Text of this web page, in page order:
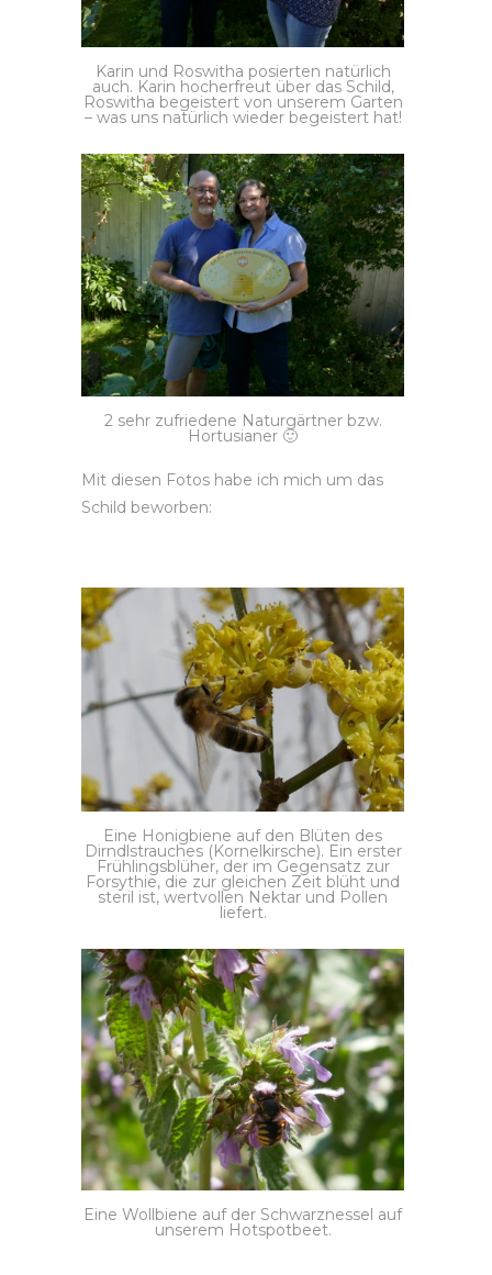
Karin und Roswitha posierten natürlich
auch. Karin hocherfreut über das Schild,
Roswitha begeistert von unserem Garten
– was uns natürlich wieder begeistert hat!
2 sehr zufriedene Naturgärtner bzw.
Hortusianer 🙂
Mit diesen Fotos habe ich mich um das
Schild beworben:
Eine Honigbiene auf den Blüten des
Dirndlstrauches (Kornelkirsche). Ein erster
Frühlingsblüher, der im Gegensatz zur
Forsythie, die zur gleichen Zeit blüht und
steril ist, wertvollen Nektar und Pollen
liefert.
Eine Wollbiene auf der Schwarznessel auf
unserem Hotspotbeet.